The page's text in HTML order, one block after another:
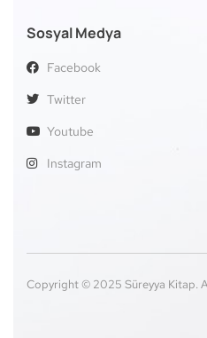
Sosyal Medya
Facebook
Twitter
Youtube
Instagram
Copyright © 2025 Süreyya Kitap.